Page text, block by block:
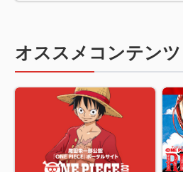
オススメコンテンツ